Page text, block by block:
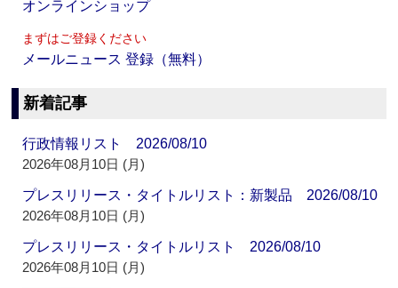
オンラインショップ
まずはご登録ください
メールニュース 登録（無料）
新着記事
行政情報リスト 2026/08/10
2026年08月10日 (月)
プレスリリース・タイトルリスト：新製品 2026/08/10
2026年08月10日 (月)
プレスリリース・タイトルリスト 2026/08/10
2026年08月10日 (月)